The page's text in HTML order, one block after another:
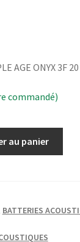
AGE ONYX 3F
commandé)
au panier
BATTERIES